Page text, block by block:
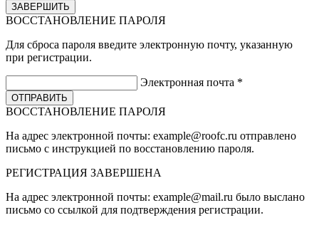
ВОССТАНОВЛЕНИЕ ПАРОЛЯ
Для сброса пароля введите электронную почту, указанную
при регистрации.
Электронная почта *
ВОССТАНОВЛЕНИЕ ПАРОЛЯ
На адрес электронной почты: example@roofc.ru отправлено
письмо с инструкцией по восстановлению пароля.
РЕГИСТРАЦИЯ ЗАВЕРШЕНА
На адрес электронной почты: example@mail.ru было выслано
письмо со ссылкой для подтверждения регистрации.